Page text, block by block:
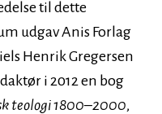
til dette
udgav Anis Forlag
Henrik Gregersen
i 2012 en bog
teologi 1800–2000,